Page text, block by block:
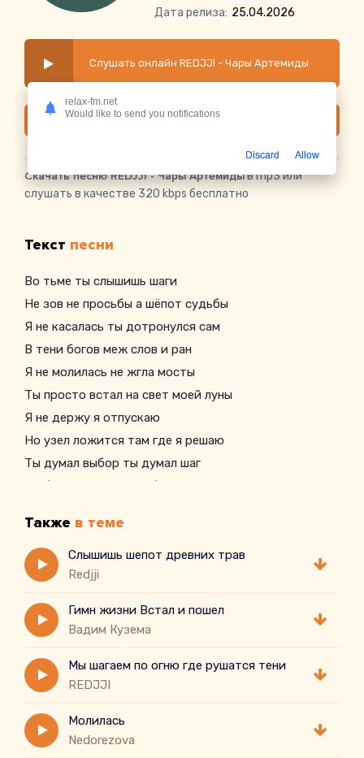
Дата релиза: 25.04.2026
Слушать онлайн REDJJI - Чары Артемиды
Скачать
Скачать песню REDJJI - Чары Артемидыв mp3 или
слушать в качестве 320 kbps бесплатно
Текст песни
Во тьме ты слышишь шаги
Не зов не просьбы а шёпот судьбы
Я не касалась ты дотронулся сам
В тени богов меж слов и ран
Я не молилась не жгла мосты
Ты просто встал на свет моей луны
Я не держу я отпускаю
Но узел ложится там где я решаю
Ты думал выбор ты думал шаг
Но боги смеются всё было так
Также в теме
Слышишь шепот древних трав
Redjji
Гимн жизни Встал и пошел
Вадим Кузема
Мы шагаем по огню где рушатся тени
REDJJI
Молилась
Nedorezova
relax-fm.net
Would like to send you notifications
Discard Allow